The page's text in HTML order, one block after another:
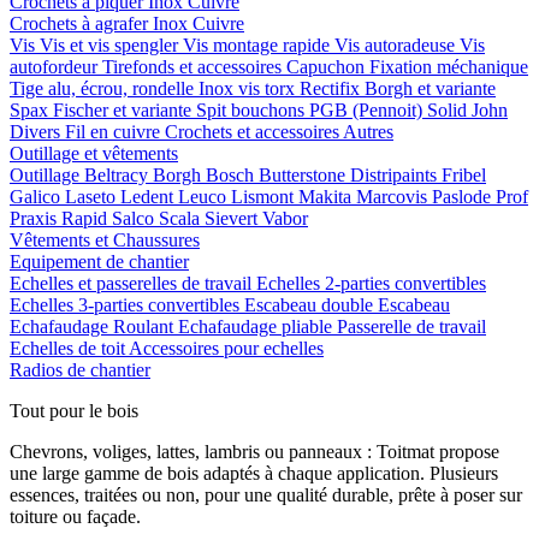
Crochets à agraferInox Cuivre
Vis Vis et vis spenglerVis montage rapide Vis autoradeuse Vis
autofordeurTirefonds et accessoires Capuchon Fixation méchanique
Tige alu, écrou, rondelle Inox vis torx Rectifix Borgh et variante
Spax Fischer et variante Spit bouchons PGB (Pennoit) Solid John
Divers Fil en cuivre Crochets et accessoires Autres
Outillage et vêtements
Outillage Beltracy Borgh Bosch Butterstone Distripaints Fribel
Galico Laseto Ledent Leuco Lismont Makita Marcovis Paslode Prof
Praxis Rapid Salco Scala Sievert Vabor
Vêtements et Chaussures
Equipement de chantier
Echelles et passerelles de travail Echelles 2-parties convertibles
Echelles 3-parties convertibles Escabeau double Escabeau
Echafaudage Roulant Echafaudage pliable Passerelle de travail
Echelles de toit Accessoires pour echelles
Radios de chantier
Tout pour le bois
Chevrons, voliges, lattes, lambris ou panneaux : Toitmat propose
une large gamme de bois adaptés à chaque application. Plusieurs
essences, traitées ou non, pour une qualité durable, prête à poser sur
toiture ou façade.